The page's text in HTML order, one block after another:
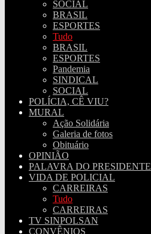
SOCIAL
BRASIL
ESPORTES
Tudo
BRASIL
ESPORTES
Pandemia
SINDICAL
SOCIAL
POLÍCIA, CÊ VIU?
MURAL
Ação Solidária
Galeria de fotos
Obituário
OPINIÃO
PALAVRA DO PRESIDENTE
VIDA DE POLICIAL
CARREIRAS
Tudo
CARREIRAS
TV SINPOLSAN
CONVÊNIOS